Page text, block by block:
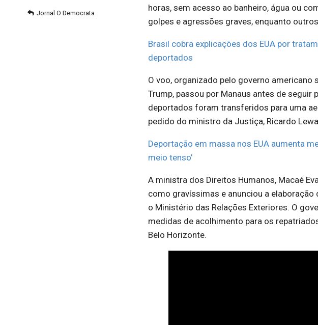
Jornal O Democrata
horas, sem acesso ao banheiro, água ou
golpes e agressões graves, enquanto
Brasil cobra explicações dos EUA por
deportados
O voo, organizado pelo governo americano
Trump, passou por Manaus antes de seguir
deportados foram transferidos para uma
pedido do ministro da Justiça, Ricardo
Deportação em massa nos EUA aumenta
meio tenso’
A ministra dos Direitos Humanos, Macaé
como gravíssimas e anunciou a
o Ministério das Relações Exteriores. O
medidas de acolhimento para os
Belo Horizonte.